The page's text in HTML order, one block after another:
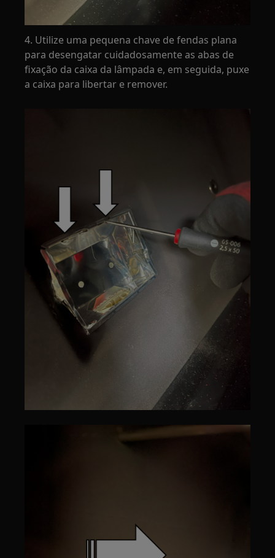
4. Utilize uma pequena chave de fendas plana
para desengatar cuidadosamente as abas de
fixação da caixa da lâmpada e, em seguida, puxe
a caixa para libertar e remover.